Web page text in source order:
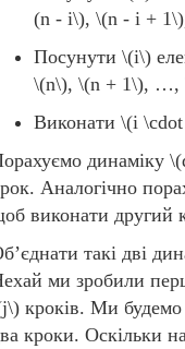
(n - i\), \(n - i + 1\)
Посунути \(i\)
\(n\), \(n + 1\), …,
Виконати \(i
динаміку
Аналогічно
виконати другий
такі дві
ми зробили
кроків. Ми будемо
кроки. Оскільки